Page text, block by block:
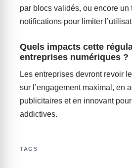
par blocs validés, ou encore
notifications pour limiter
Quels impacts cette
entreprises numériques ?
Les entreprises devront revoir
sur l’engagement maximal, en
publicitaires et en innovant
addictives.
TAGS